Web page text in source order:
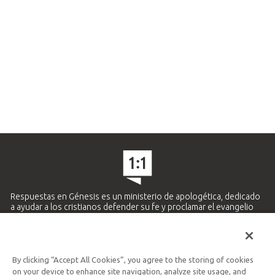
Respuestas en Génesis es un ministerio de apologética, dedicado
a ayudar a los cristianos defender su fe y proclamar el evangelio
Ministerio Hispano y Latinoamericano
By clicking “Accept All Cookies”, you agree to the storing of cookies
on your device to enhance site navigation, analyze site usage, and